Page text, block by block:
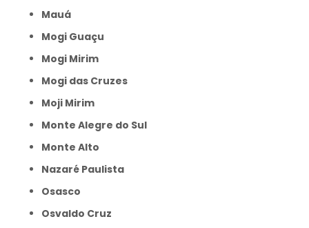
Mauá
Mogi Guaçu
Mogi Mirim
Mogi das Cruzes
Moji Mirim
Monte Alegre do Sul
Monte Alto
Nazaré Paulista
Osasco
Osvaldo Cruz